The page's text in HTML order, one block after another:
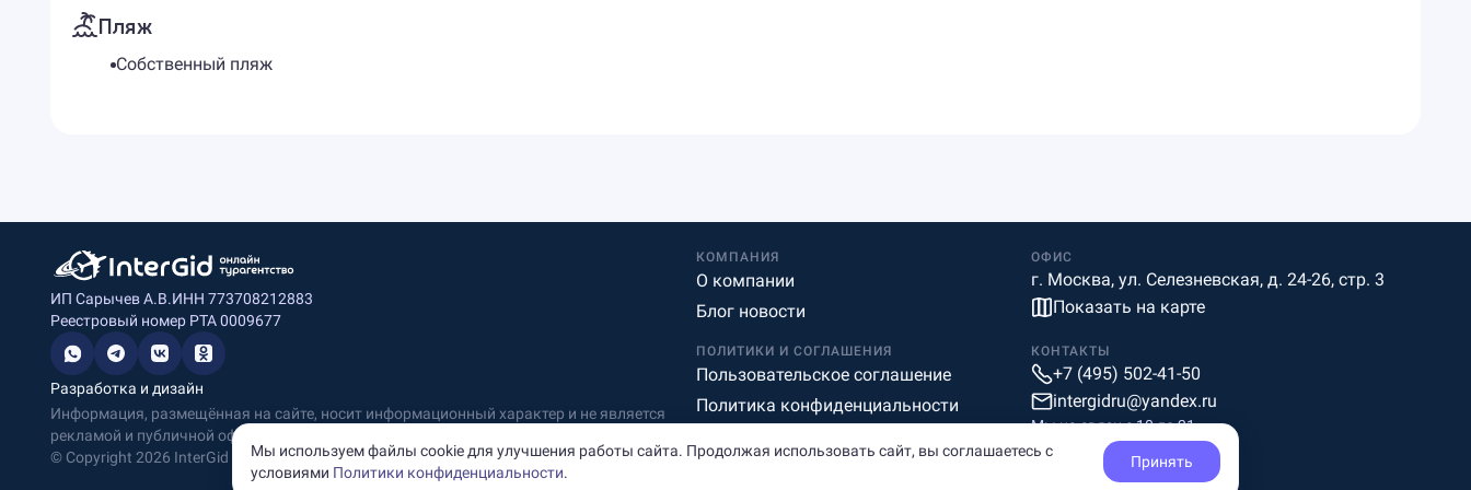
Пляж
Собственный пляж
ИП Сарычев А.В.ИНН 773708212883
Реестровый номер РТА 0009677
Разработка и дизайн
Информация, размещённая на сайте, носит информационный характер и не является
рекламой и публичной офертой.
© Copyright 2026 InterGid Все права защищены.
КОМПАНИЯ
О компании
Блог новости
ОФИС
г. Москва, ул. Селезневская, д. 24-26, стр. 3
Показать на карте
ПОЛИТИКИ И СОГЛАШЕНИЯ
Пользовательское соглашение
Политика конфиденциальности
КОНТАКТЫ
+7 (495) 502-41-50
intergidru@yandex.ru
Мы на связи c 10 до 21
Мы используем файлы cookie для улучшения работы сайта. Продолжая использовать сайт, вы соглашаетесь с
условиями Политики конфиденциальности.
Принять